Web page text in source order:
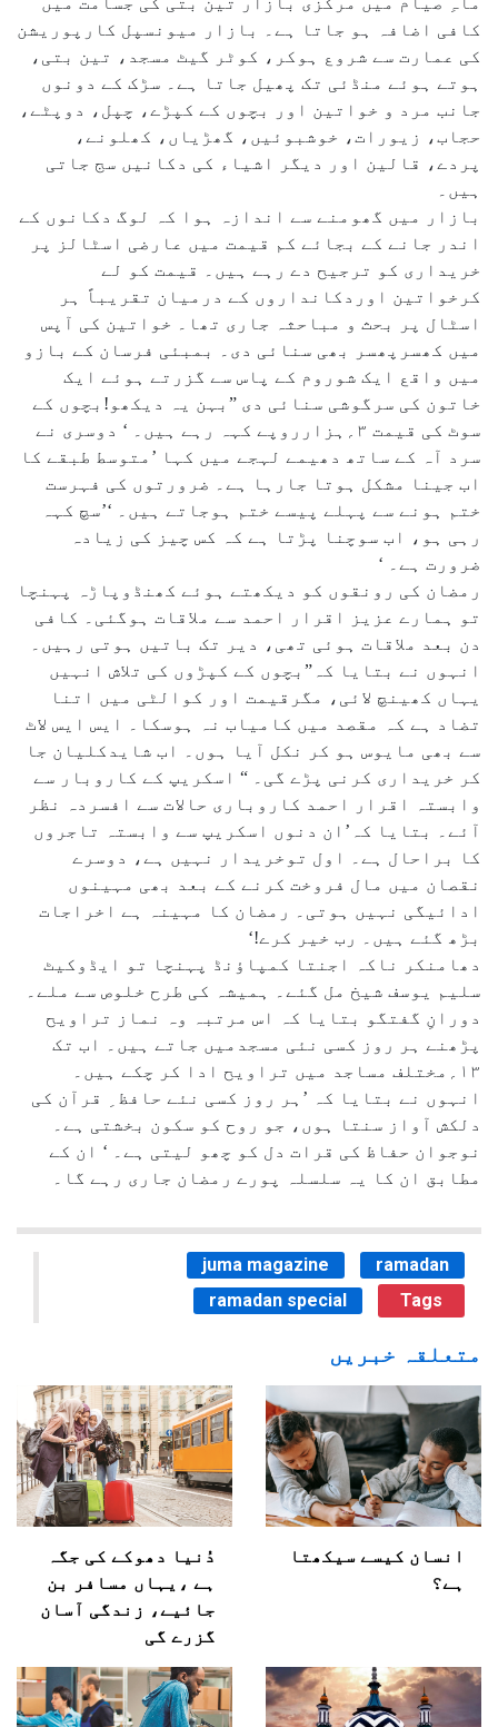
کافی اضافہ ہو جاتا ہے۔ بازار میونسپل کارپوریشن
کی عمارت سے شروع ہوکر، کوٹر گیٹ مسجد، تین بتی،
ہوتے ہوئے منڈئی تک پھیل جاتا ہے۔ سڑک کے دونوں
جانب مرد و خواتین اور بچوں کے کپڑے، چپل، دوپٹے،
حجاب، زیورات، خوشبوئیں، گھڑیاں، کھلونے،
پردے، قالین اور دیگر اشیاء کی دکانیں سج جاتی
ہیں۔
بازار میں گھومنے سے اندازہ ہوا کہ لوگ دکانوں کے
اندر جانے کے بجائے کم قیمت میں عارضی اسٹالز پر
خریداری کو ترجیح دے رہے ہیں۔ قیمت کو لے
کرخواتین اوردکانداروں کے درمیان تقریباً ہر
اسٹال پر بحث و مباحثہ جاری تھا۔ خواتین کی آپس
میں کھسرپھسر بھی سنائی دی۔ بمبئی فرسان کے بازو
میں واقع ایک شوروم کے پاس سے گزرتے ہوئے ایک
خاتون کی سرگوشی سنائی دی ”بہن یہ دیکھو!بچوں کے
سوٹ کی قیمت ۳؍ہزارروپے کہہ رہے ہیں۔ ‘ دوسری نے
سرد آہ کے ساتھ دھیمے لہجے میں کہا ’متوسط طبقے کا
اب جینا مشکل ہوتا جارہا ہے۔ ضرورتوں کی فہرست
ختم ہونے سے پہلے پیسے ختم ہوجاتے ہیں۔ ‘’سچ کہہ
رہی ہو، اب سوچنا پڑتا ہے کہ کس چیز کی زیادہ
ضرورت ہے۔ ‘
رمضان کی رونقوں کو دیکھتے ہوئے کھنڈوپاڑہ پہنچا
تو ہمارے عزیز اقرار احمد سے ملاقات ہوگئی۔ کافی
دن بعد ملاقات ہوئی تھی، دیر تک باتیں ہوتی رہیں۔
انہوں نے بتایا کہ”بچوں کے کپڑوں کی تلاش انہیں
یہاں کھینچ لائی، مگرقیمت اور کوالٹی میں اتنا
تضاد ہے کہ مقصد میں کامیاب نہ ہوسکا۔ ایس ایس لاٹ
سے بھی مایوس ہو کر نکل آیا ہوں۔ اب شایدکلیان جا
کر خریداری کرنی پڑے گی۔ “ اسکریپ کے کاروبار سے
وابستہ اقرار احمد کاروباری حالات سے افسردہ نظر
آئے۔ بتایا کہ’ان دنوں اسکریپ سے وابستہ تاجروں
کا براحال ہے۔ اول توخریدار نہیں ہے، دوسرے
نقصان میں مال فروخت کرنے کے بعد بھی مہینوں
ادائیگی نہیں ہوتی۔ رمضان کا مہینہ ہے اخراجات
بڑھ گئے ہیں۔ رب خیر کرے!‘
دھامنکر ناکہ اجنتا کمپاؤنڈ پہنچا تو ایڈوکیٹ
سلیم یوسف شیخ مل گئے۔ ہمیشہ کی طرح خلوص سے ملے۔
دورانِ گفتگو بتایا کہ اس مرتبہ وہ نماز تراویح
پڑھنے ہر روز کسی نئی مسجدمیں جاتے ہیں۔ اب تک
۱۳؍مختلف مساجد میں تراویح ادا کر چکے ہیں۔
انہوں نے بتایا کہ ’ہر روز کسی نئے حافظ ِ قرآن کی
دلکش آواز سنتا ہوں، جو روح کو سکون بخشتی ہے۔
نوجوان حفاظ کی قرات دل کو چھو لیتی ہے۔ ‘ ان کے
مطابق ان کا یہ سلسلہ پورے رمضان جاری رہے گا۔
juma magazine
ramadan
ramadan special
Tags
متعلقہ خبریں
انسان کیسے سیکھتا
ہے؟
دُنیا دھوکے کی جگہ
ہے ،یہاں مسافر بن
جائیے، زندگی آسان
گزرے گی